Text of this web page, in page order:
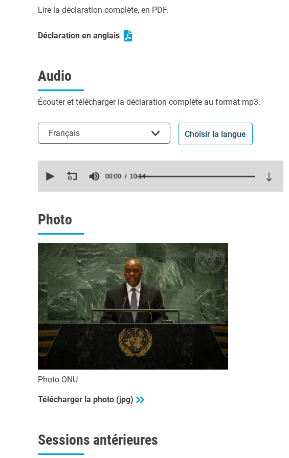
Lire la déclaration complète, en PDF.
Déclaration en anglais
Audio
Écouter et télécharger la déclaration complète au format mp3.
Français Choisir la langue
seconds
seconds
90%
00:00 10:14
Photo
Photo ONU
Télécharger la photo (jpg)
Sessions antérieures